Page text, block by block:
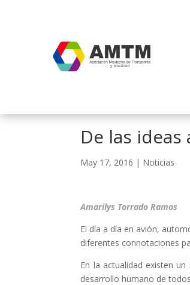
De las
May 17, 2016 | Noticias
Amarilys Torrado Ramos
El día a día en avión,
diferentes connotaciones
En la actualidad existen
desarrollo humano de